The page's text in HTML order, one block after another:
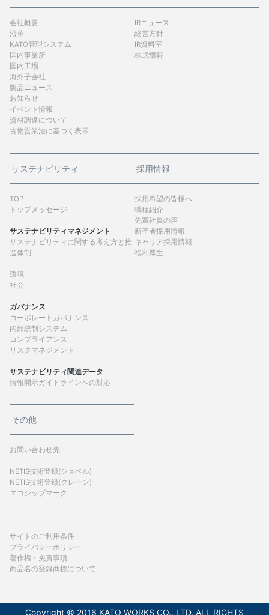
会社概要
沿革
KATO管理システム
国内事業所
国内工場
海外子会社
製品ニュース
お知らせ
イベント情報
資材調達について
古物営業法に基づく表示
IRニュース
経営方針
IR資料室
株式情報
サステナビリティ
TOP
トップメッセージ
サステナビリティマネジメント
サステナビリティに関する考え方と推
進体制
環境
社会
ガバナンス
コーポレートガバナンス
内部統制システム
コンプライアンス
リスクマネジメント
サステナビリティ関連データ
情報開示ガイドラインへの対応
採用情報
採用希望の皆様へ
職種紹介
先輩社員の声
新卒者採用情報
キャリア採用情報
福利厚生
その他
お問い合わせ先
NETIS技術登録(ショベル)
NETIS技術登録(クレーン)
エコシップマーク
サイトのご利用条件
プライバシーポリシー
著作権・免責事項
商品名の登録商標について
Copyright © 2016 KATO WORKS CO., LTD. ALL RIGHTS